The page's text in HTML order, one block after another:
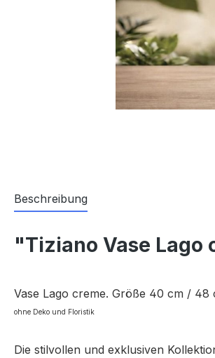
Beschreibung
"Tiziano Vase Lago
Vase Lago creme. Größe 40 cm / 48
ohne Deko und Floristik
Die stilvollen und exklusiven